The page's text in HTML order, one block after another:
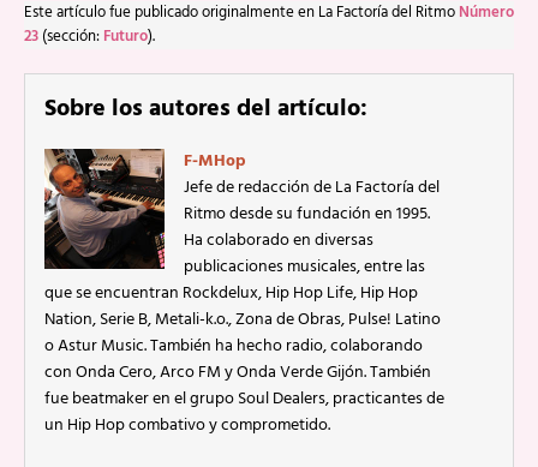
Este artículo fue publicado originalmente en La Factoría del Ritmo Número
23 (sección: Futuro).
Sobre los autores del artículo:
F-MHop
Jefe de redacción de La Factoría del
Ritmo desde su fundación en 1995.
Ha colaborado en diversas
publicaciones musicales, entre las
que se encuentran Rockdelux, Hip Hop Life, Hip Hop
Nation, Serie B, Metali-k.o., Zona de Obras, Pulse! Latino
o Astur Music. También ha hecho radio, colaborando
con Onda Cero, Arco FM y Onda Verde Gijón. También
fue beatmaker en el grupo Soul Dealers, practicantes de
un Hip Hop combativo y comprometido.